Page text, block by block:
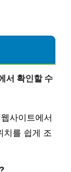
서 확인할 수
사이트에서
치를 쉽게 조